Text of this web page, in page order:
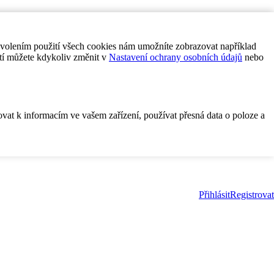
použití všech cookies nám umožníte zobrazovat například
můžete kdykoliv změnit v Nastavení ochrany osobních údajů nebo
k informacím ve vašem zařízení, používat přesná data o poloze a
PřihlásitRegistrovat